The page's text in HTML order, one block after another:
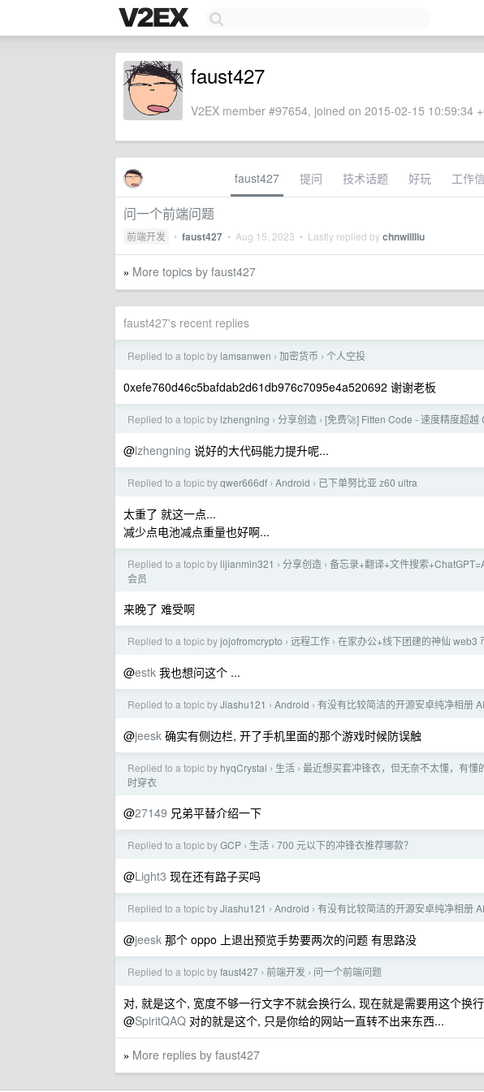
faust427
V2EX member #97654, joined on 2015-02-15 10:59:34
faust427 提问 技术话题 好玩 工作
问一个前端问题
前端开发 • faust427 • Aug 15, 2023 • Lastly replied bychnwillliu
» More topics by faust427
faust427's recent replies
Replied to a topic byiamsanwen › 加密货币 › 个人空投
0xefe760d46c5bafdab2d61db976c7095e4a520692 谢谢老板
Replied to a topic by lzhengning › 分享创造 › [免费🚀] Fitten Code - 速度精度超越
@lzhengning 说好的大代码能力提升呢...
Replied to a topic byqwer666df › Android › 已下单努比亚 z60 ultra
太重了 就这一点...
减少点电池减点重量也好啊...
Replied to a topic by lijianmin321 › 分享创造 › 备忘录+翻译+文件搜索
会员
来晚了 难受啊
Replied to a topic byjojofromcrypto › 远程工作 › 在家办公+线下团建的神仙 web3
@estk 我也想问这个 ...
Replied to a topic byJiashu121 › Android › 有没有比较简洁的开源安卓纯净相册
@jeesk 确实有侧边栏, 开了手机里面的那个游戏时候防误触
Replied to a topic by hyqCrystal › 生活 › 最近想买套冲锋衣，但无奈不太懂，有
时穿衣
@27149 兄弟平替介绍一下
Replied to a topic byGCP › 生活 › 700 元以下的冲锋衣推荐哪款？
@Light3 现在还有路子买吗
Replied to a topic byJiashu121 › Android › 有没有比较简洁的开源安卓纯净相册
@jeesk 那个 oppo 上退出预览手势要两次的问题 有思路没
Replied to a topic byfaust427 › 前端开发 › 问一个前端问题
对, 就是这个, 宽度不够一行文字不就会换行么, 现在就是需要用这个换
@SpiritQAQ 对的就是这个, 只是你给的网站一直转不出来东西...
» More replies by faust427